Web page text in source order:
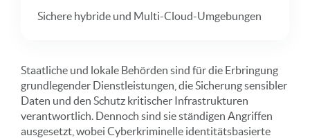
Sichere hybride und Multi-Cloud-Umgebungen
Staatliche und lokale Behörden sind für die Erbringung
grundlegender Dienstleistungen, die Sicherung sensibler
Daten und den Schutz kritischer Infrastrukturen
verantwortlich. Dennoch sind sie ständigen Angriffen
ausgesetzt, wobei Cyberkriminelle identitätsbasierte